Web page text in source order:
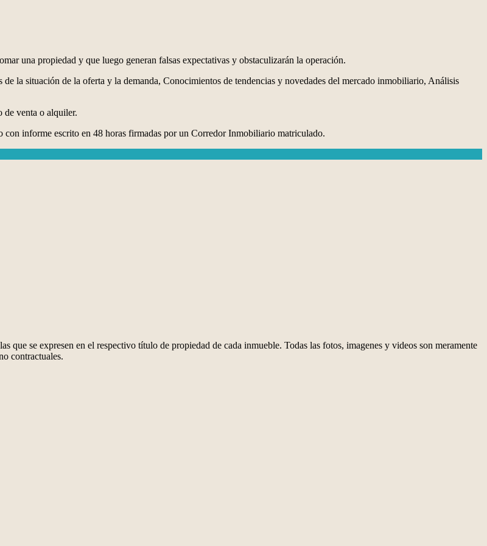
una propiedad y que luego generan falsas expectativas y obstaculizarán la operación.
la situación de la oferta y la demanda, Conocimientos de tendencias y novedades del mercado inmobiliario, Análisis
de venta o alquiler.
con informe escrito en 48 horas firmadas por un Corredor Inmobiliario matriculado.
que se expresen en el respectivo título de propiedad de cada inmueble. Todas las fotos, imagenes y videos son meramente
contractuales.